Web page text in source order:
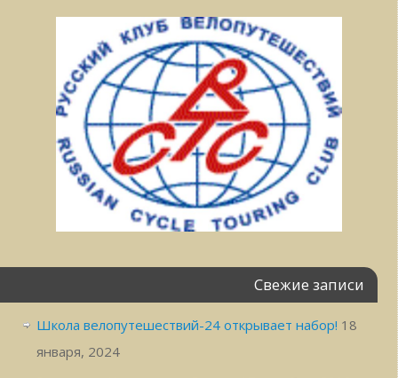
Свежие записи
Школа велопутешествий-24 открывает набор! 18
января, 2024